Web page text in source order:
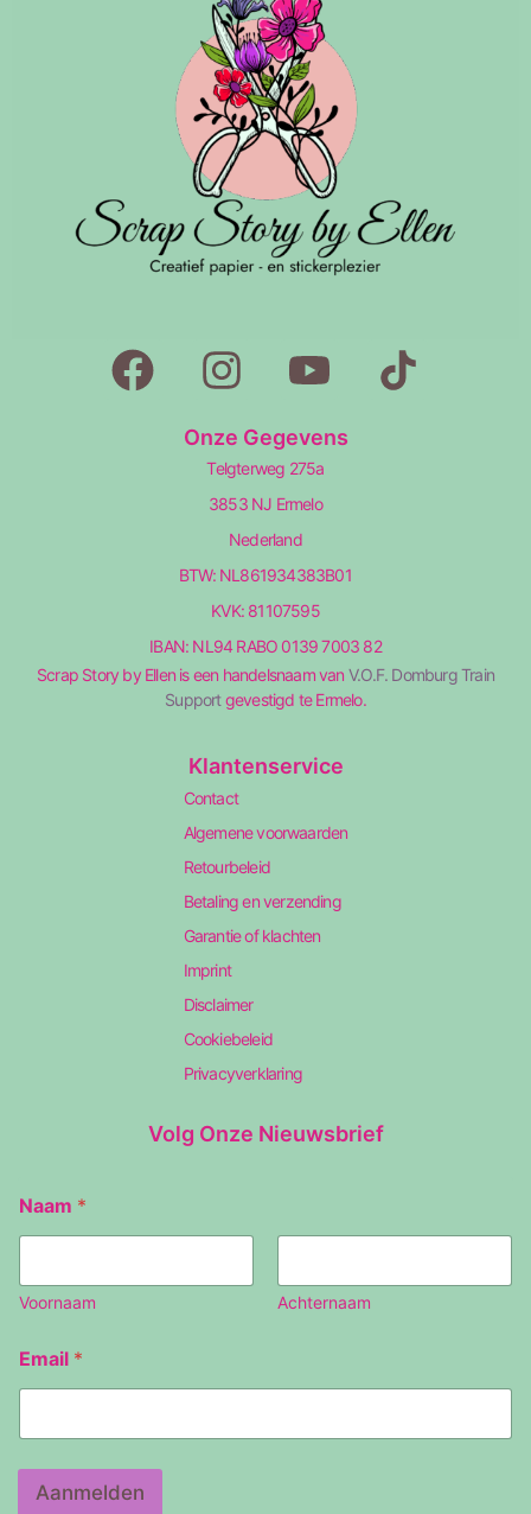
Onze Gegevens
Telgterweg 275a
3853 NJ Ermelo
Nederland
BTW: NL861934383B01
KVK: 81107595
IBAN: NL94 RABO 0139 7003 82
Scrap Story by Ellen is een handelsnaam van V.O.F. Domburg Train
Supportgevestigd te Ermelo.
Klantenservice
Contact
Algemene voorwaarden
Retourbeleid
Betaling en verzending
Garantie of klachten
Imprint
Disclaimer
Cookiebeleid
Privacyverklaring
Volg Onze Nieuwsbrief
Naam *
Voornaam Achternaam
a
a
E
a
Email *
Aanmelden